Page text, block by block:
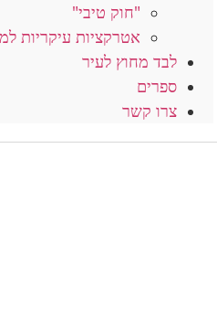
"חוק טיבי"
אטרקציות עיקריות
לבד מחוץ לעיר
ספרים
צרו קשר